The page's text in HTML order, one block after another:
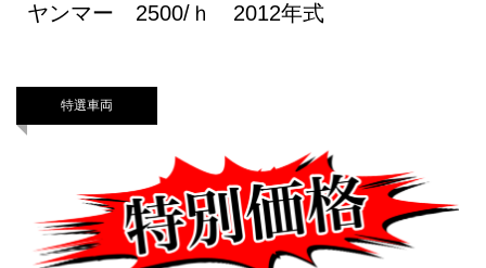
ヤンマー 2500/ｈ 2012年式
特選車両